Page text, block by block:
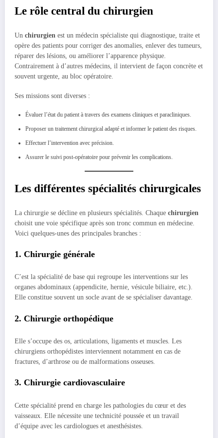
Le rôle central du chirurgien
Un chirurgien est un médecin spécialiste qui diagnostique, traite et
opère des patients pour corriger des anomalies, enlever des tumeurs,
réparer des lésions, ou améliorer l’apparence physique.
Contrairement à d’autres médecins, il intervient de façon concrète et
souvent urgente, au bloc opératoire.
Ses missions sont diverses :
Évaluer l’état du patient à travers des examens cliniques et paracliniques.
Proposer un traitement chirurgical adapté et informer le patient des risques.
Effectuer l’intervention avec précision.
Assurer le suivi post-opératoire pour prévenir les complications.
Les différentes spécialités chirurgicales
La chirurgie se décline en plusieurs spécialités. Chaque chirurgien
choisit une voie spécifique après son tronc commun en médecine.
Voici quelques-unes des principales branches :
1. Chirurgie générale
C’est la spécialité de base qui regroupe les interventions sur les
organes abdominaux (appendicite, hernie, vésicule biliaire, etc.).
Elle constitue souvent un socle avant de se spécialiser davantage.
2. Chirurgie orthopédique
Elle s’occupe des os, articulations, ligaments et muscles. Les
chirurgiens orthopédistes interviennent notamment en cas de
fractures, d’arthrose ou de malformations osseuses.
3. Chirurgie cardiovasculaire
Cette spécialité prend en charge les pathologies du cœur et des
vaisseaux. Elle nécessite une technicité poussée et un travail
d’équipe avec les cardiologues et anesthésistes.